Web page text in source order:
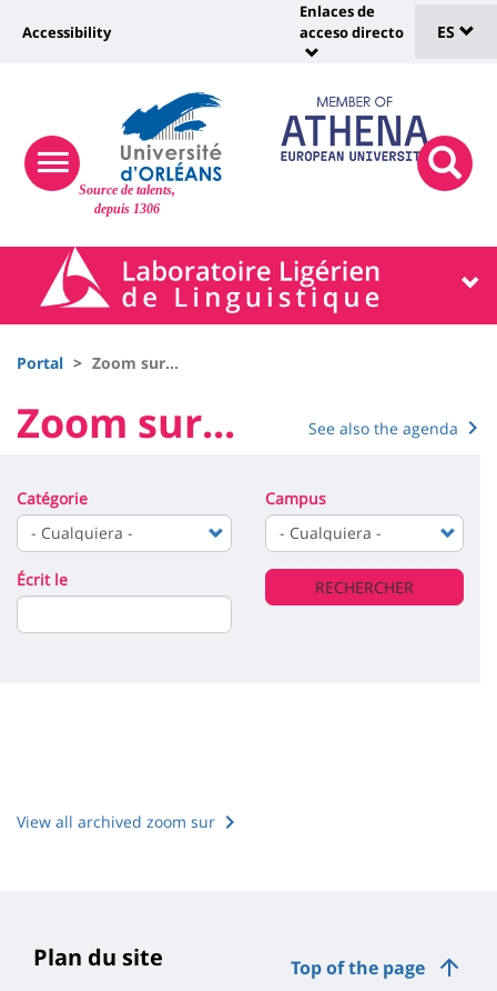
Site
Source de talents,
depuis 1306
Université
Recherche
responsive
menu
button
Université
vers
page
accessibilité
Accessibility
:
Shortcut
links
Enlaces de
acceso directo
de
ES
Université
Block
liste
des
composantes
d'Ariane
Portal Zoom sur...
University
Main
content
Titre
de
page
Zoom sur... See also the agenda
de
la
page
principale
Catégorie Campus
Écrit le RECHERCHER
View all archived zoom sur
Top of the page
Plan du site